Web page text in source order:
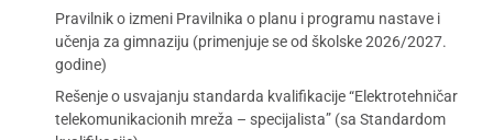
Pravilnik o izmeni Pravilnika o planu i programu nastave i
učenja za gimnaziju (primenjuje se od školske 2026/2027.
godine)
Rešenje o usvajanju standarda kvalifikacije “Elektrotehničar
telekomunikacionih mreža – specijalista” (sa Standardom